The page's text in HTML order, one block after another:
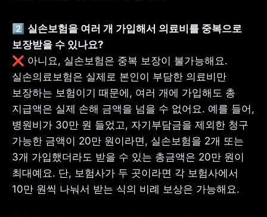
2️⃣ 실손보험을 여러 개 가입해서 의료비를 중복으로
❌ 아니요, 실손보험은 중복 보장이 불가능해요.
실손의료보험은 실제로 본인이 부담한 의료비만
보장하는 보험이기 때문에, 여러 개에 가입해도 총
지급액은 실제 손해 금액을 넘을 수 없어요. 예를 들어,
병원비가 30만 원 들었고, 자기부담금을 제외한 청구
가능한 금액이 20만 원이라면, 실손보험을 2개 또는
3개 가입했더라도 받을 수 있는 총금액은 20만 원이
최대예요. 단, 보험사가 두 곳이라면 각 보험사에서
10만 원씩 나눠서 받는 식의 비례 보상은 가능해요.